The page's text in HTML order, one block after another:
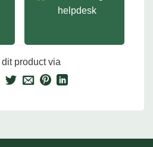
helpdesk
dit product via